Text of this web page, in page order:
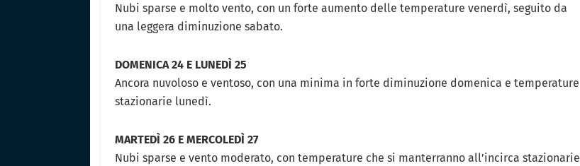
Nubi sparse e molto vento, con un forte aumento delle temperature venerdì, seguito da
una leggera diminuzione sabato.
DOMENICA 24 E LUNEDÌ 25
Ancora nuvoloso e ventoso, con una minima in forte diminuzione domenica e temperature
stazionarie lunedì.
MARTEDÌ 26 E MERCOLEDÌ 27
Nubi sparse e vento moderato, con temperature che si manterranno all’incirca stazionarie